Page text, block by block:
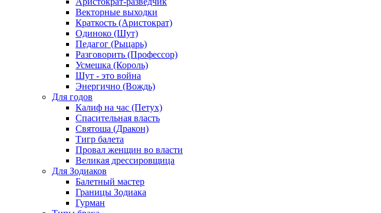
Векторные выходки
Краткость (Аристократ)
Одиноко (Шут)
Педагог (Рыцарь)
Разговорить (Профессор)
Усмешка (Король)
Шут - это война
Энергично (Вождь)
Для годов
Калиф на час (Петух)
Спасительная власть
Святоша (Дракон)
Тигр балета
Провал женщин во власти
Великая дрессировщица
Для Зодиаков
Балетный мастер
Границы Зодиака
Гурман